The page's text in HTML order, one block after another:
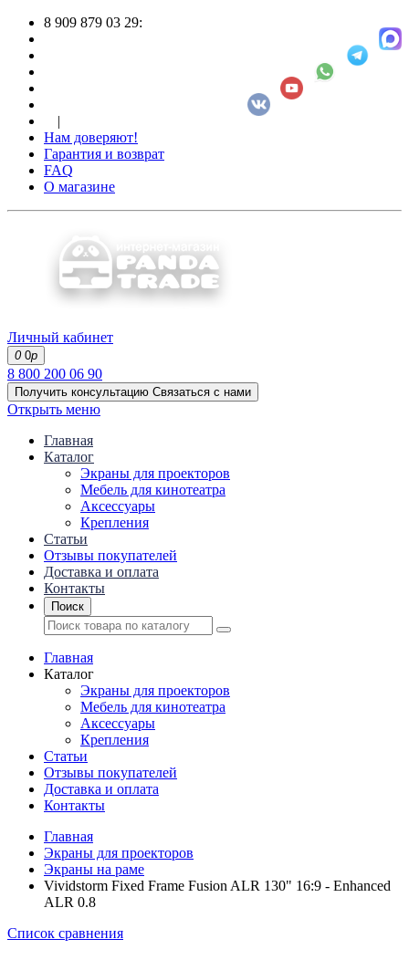
8 909 879 03 29:
|
Нам доверяют!
Гарантия и возврат
FAQ
О магазине
Личный кабинет
0 0р
8 800 200 06 90
Получить консультацию Связаться с нами
Открыть меню
Главная
Каталог
Экраны для проекторов
Mебель для кинотеатра
Аксессуары
Крепления
Статьи
Отзывы покупателей
Доставка и оплата
Контакты
Поиск
Главная
Каталог
Экраны для проекторов
Mебель для кинотеатра
Аксессуары
Крепления
Статьи
Отзывы покупателей
Доставка и оплата
Контакты
Главная
Экраны для проекторов
Экраны на раме
Vividstorm Fixed Frame Fusion ALR 130" 16:9 - Enhanced
ALR 0.8
Список сравнения